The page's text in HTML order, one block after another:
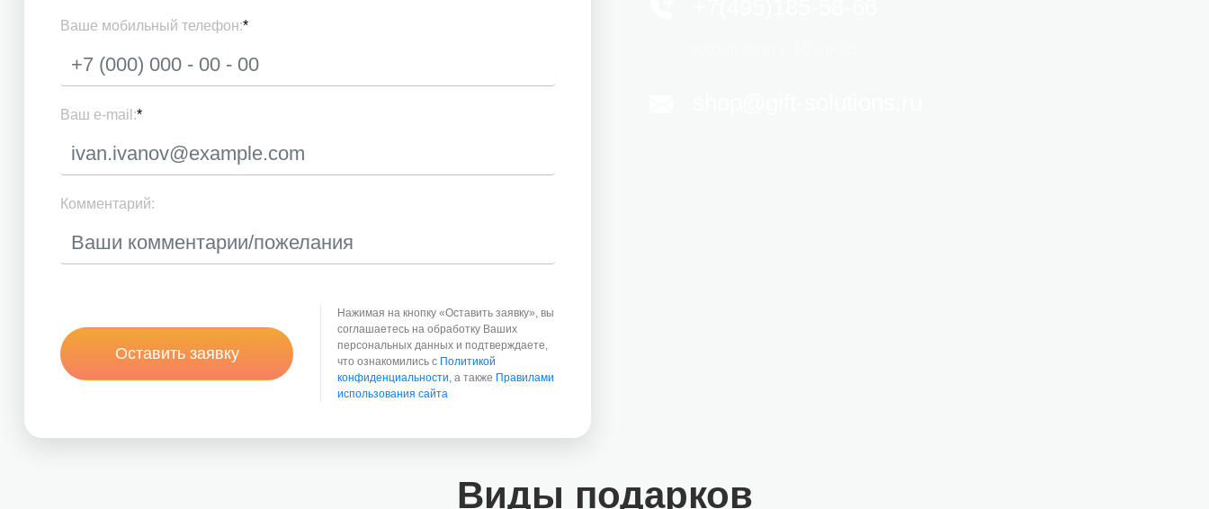
Ваше мобильный телефон:*
Ваш e-mail:*
Комментарий:
Оставить заявку
Нажимая на кнопку «Оставить заявку», вы
соглашаетесь на обработку Ваших
персональных данных и подтверждаете,
что ознакомились с Политикой
конфиденциальности, а также Правилами
использования сайта
Виды подарков